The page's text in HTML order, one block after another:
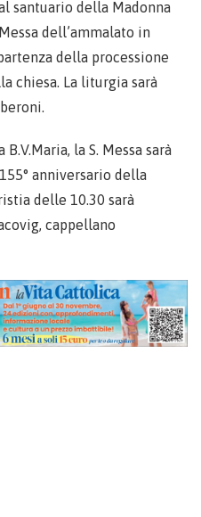
santuario della Madonna
dell’ammalato in
della processione
chiesa. La liturgia sarà
la S. Messa sarà
anniversario della
delle 10.30 sarà
cappellano